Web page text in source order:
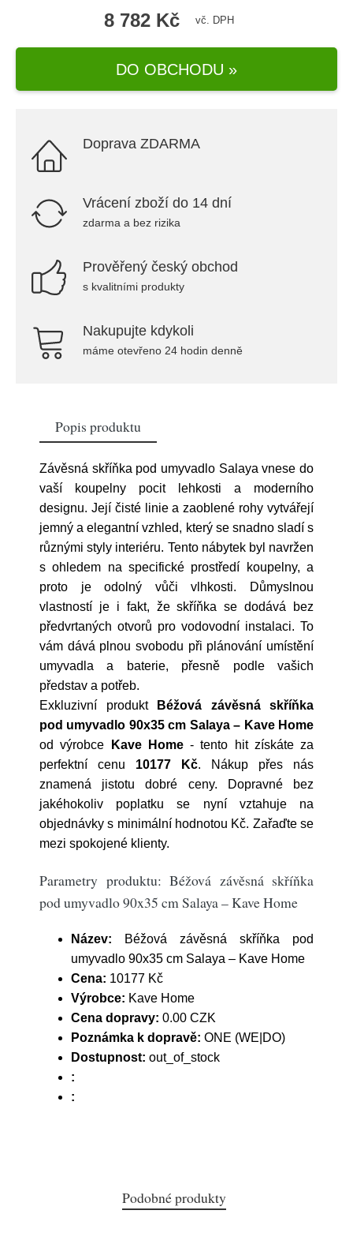
8 782 Kč vč. DPH
DO OBCHODU »
Doprava ZDARMA
Vrácení zboží do 14 dní
zdarma a bez rizika
Prověřený český obchod
s kvalitními produkty
Nakupujte kdykoli
máme otevřeno 24 hodin denně
Popis produktu
Závěsná skříňka pod umyvadlo Salaya vnese do
vaší koupelny pocit lehkosti a moderního
designu. Její čisté linie a zaoblené rohy vytvářejí
jemný a elegantní vzhled, který se snadno sladí s
různými styly interiéru. Tento nábytek byl navržen
s ohledem na specifické prostředí koupelny, a
proto je odolný vůči vlhkosti. Důmyslnou
vlastností je i fakt, že skříňka se dodává bez
předvrtaných otvorů pro vodovodní instalaci. To
vám dává plnou svobodu při plánování umístění
umyvadla a baterie, přesně podle vašich
představ a potřeb.
Exkluzivní produkt
Béžová závěsná skříňka
pod umyvadlo 90x35 cm Salaya – Kave Home
od výrobce
Kave Home- tento hit získáte za
perfektní cenu 10177 Kč. Nákup přes nás
znamená jistotu dobré ceny. Dopravné bez
jakéhokoliv poplatku se nyní vztahuje na
objednávky s minimální hodnotou Kč. Zařaďte se
mezi spokojené klienty.
Parametry produktu: Béžová závěsná skříňka
pod umyvadlo 90x35 cm Salaya – Kave Home
Název: Béžová závěsná skříňka pod
umyvadlo 90x35 cm Salaya – Kave Home
Cena: 10177 Kč
Výrobce: Kave Home
Cena dopravy: 0.00 CZK
Poznámka k dopravě: ONE (WE|DO)
Dostupnost: out_of_stock
:
:
Podobné produkty